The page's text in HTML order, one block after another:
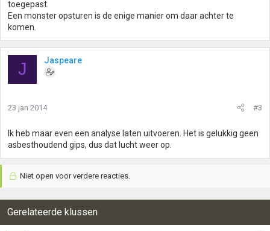
toegepast.
Een monster opsturen is de enige manier om daar achter te
komen.
J Jaspeare
23 jan 2014 #3
Ik heb maar even een analyse laten uitvoeren. Het is gelukkig geen
asbesthoudend gips, dus dat lucht weer op.
Niet open voor verdere reacties.
Gerelateerde klussen